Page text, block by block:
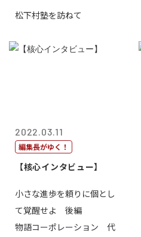
松下村塾を訪ねて
2022.03.11
編集長がゆく！
【核心インタビュー】
小さな進歩を頼りに個とし
て覚醒せよ 後編
物語コーポレーション 代